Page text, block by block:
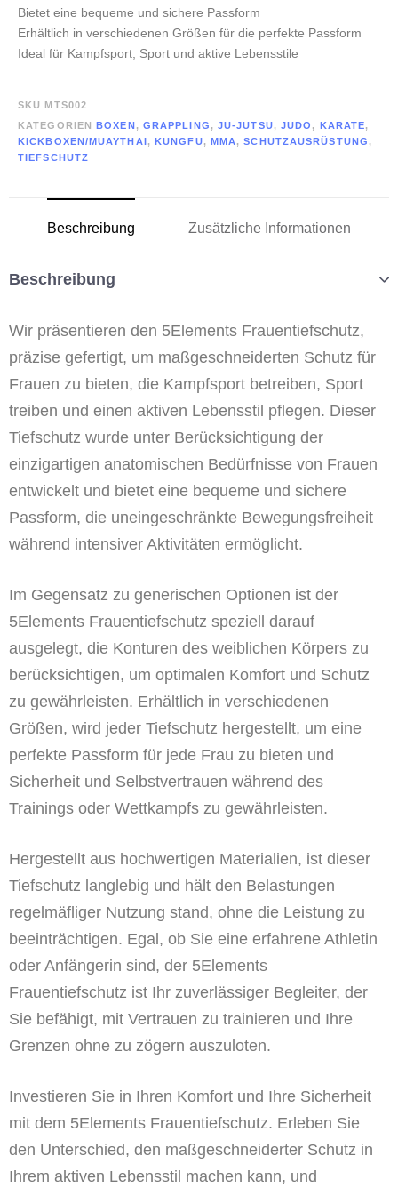
Bietet eine bequeme und sichere Passform
Erhältlich in verschiedenen Größen für die perfekte Passform
Ideal für Kampfsport, Sport und aktive Lebensstile
SKU MTS002
KATEGORIEN BOXEN, GRAPPLING , JU-JUTSU, JUDO , KARATE,
KICKBOXEN/MUAYTHAI,KUNGFU, MMA ,SCHUTZAUSRÜSTUNG ,
TIEFSCHUTZ
Beschreibung Zusätzliche Informationen
Beschreibung
Wir präsentieren den 5Elements Frauentiefschutz,
präzise gefertigt, um maßgeschneiderten Schutz für
Frauen zu bieten, die Kampfsport betreiben, Sport
treiben und einen aktiven Lebensstil pflegen. Dieser
Tiefschutz wurde unter Berücksichtigung der
einzigartigen anatomischen Bedürfnisse von Frauen
entwickelt und bietet eine bequeme und sichere
Passform, die uneingeschränkte Bewegungsfreiheit
während intensiver Aktivitäten ermöglicht.
Im Gegensatz zu generischen Optionen ist der
5Elements Frauentiefschutz speziell darauf
ausgelegt, die Konturen des weiblichen Körpers zu
berücksichtigen, um optimalen Komfort und Schutz
zu gewährleisten. Erhältlich in verschiedenen
Größen, wird jeder Tiefschutz hergestellt, um eine
perfekte Passform für jede Frau zu bieten und
Sicherheit und Selbstvertrauen während des
Trainings oder Wettkampfs zu gewährleisten.
Hergestellt aus hochwertigen Materialien, ist dieser
Tiefschutz langlebig und hält den Belastungen
regelmäﬂiger Nutzung stand, ohne die Leistung zu
beeinträchtigen. Egal, ob Sie eine erfahrene Athletin
oder Anfängerin sind, der 5Elements
Frauentiefschutz ist Ihr zuverlässiger Begleiter, der
Sie befähigt, mit Vertrauen zu trainieren und Ihre
Grenzen ohne zu zögern auszuloten.
Investieren Sie in Ihren Komfort und Ihre Sicherheit
mit dem 5Elements Frauentiefschutz. Erleben Sie
den Unterschied, den maßgeschneiderter Schutz in
Ihrem aktiven Lebensstil machen kann, und